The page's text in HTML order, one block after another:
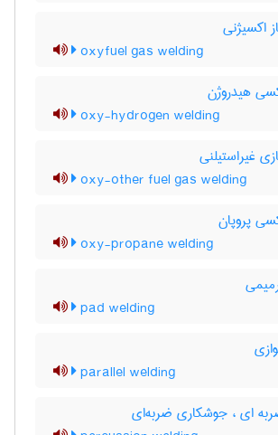
اکسیژنی
oxyfuel gas welding
هیدروژن
oxy-hydrogen welding
غیراستیلنی
oxy-other fuel gas welding
پروپان
oxy-propane welding
pad welding
parallel welding
ای ، جوشکاری ضربه‌ای